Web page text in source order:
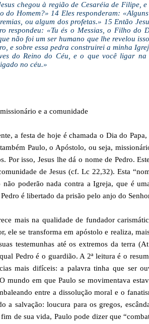
chegou à região de Cesaréia de Filipe,
do Homem?» 14 Eles responderam:
ou algum dos profetas.» 15 Então
respondeu: «Tu és o Messias, o Filho do
não foi um ser humano que lhe revelou
e sobre essa pedra construirei a minha
do Reino do Céu, e o que você ligar
no céu.»
e a comunidade
a festa de hoje é chamada o Dia do
Paulo, o Apóstolo, ou seja,
Por isso, Jesus lhe dá o nome de Pedro.
de Jesus (cf. Lc 22,32). Esta
poderão nada contra a Igreja, que é
Pedro é libertado da prisão pelo anjo do
mais na qualidade de fundador
ele se transforma em apóstolo e realiza,
testemunhas até os extremos da terra
Pedro é o guardião. A 2ª leitura é o
mais difíceis: a palavra tinha que ser
mundo em que Paulo se movimentava
entre a dissolução moral e o
a salvação: loucura para os gregos,
de sua vida, Paulo pode dizer que